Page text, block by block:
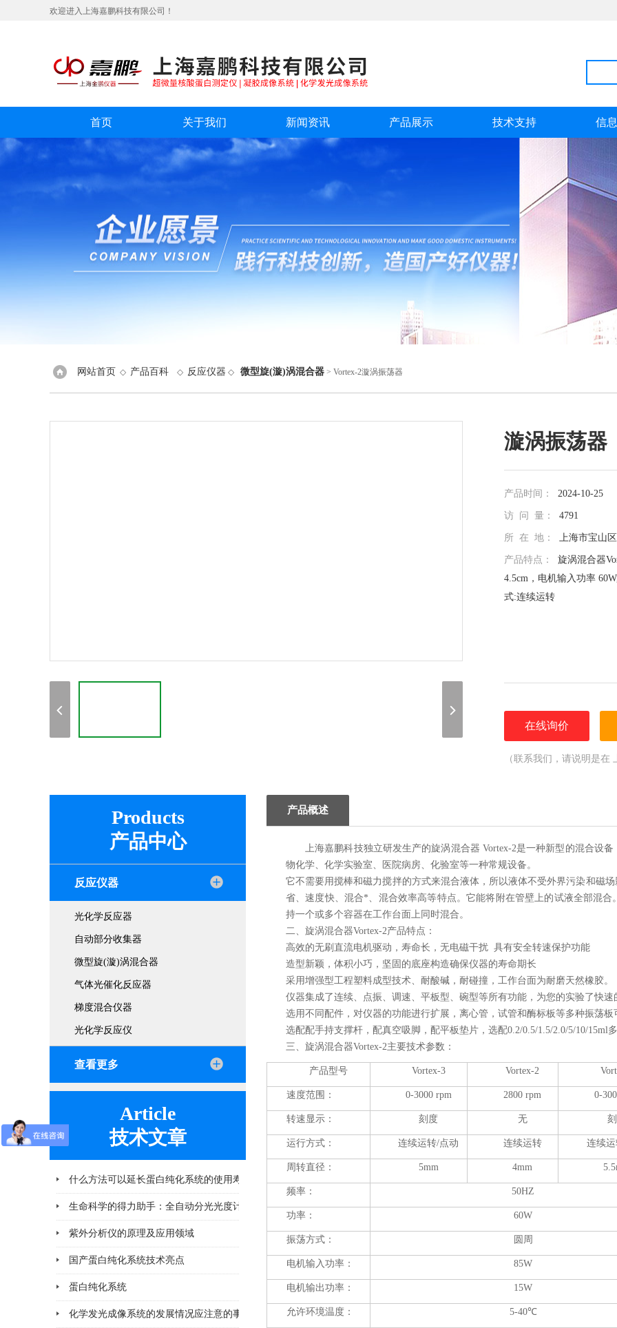
欢迎进入上海嘉鹏科技有限公司！
首页 关于我们 新闻资讯 产品展示 技术支持 信
网站首页 ◇ 产品百科 ◇ 反应仪器 ◇ 微型旋(漩)涡混合器 > Vortex-2漩涡振荡器
漩涡振荡器
产品时间： 2024-10-25
访 问 量： 4791
所 在 地： 上海市宝山
产品特点： 旋涡混合器
4.5cm，电机输入功率
式:连续运转
在线询价
（联系我们，请说明是在
Products
产品中心
反应仪器
光化学反应器
自动部分收集器
微型旋(漩)涡混合器
气体光催化反应器
梯度混合仪器
光化学反应仪
查看更多
Article
技术文章
什么方法可以延长蛋白纯化系统的使用寿命
2026-06-25 生命科学的得力助手：全自动分光光度计在DNA/蛋白质定量中的深度应用
紫外分析仪的原理及应用领域
国产蛋白纯化系统技术亮点
蛋白纯化系统
2026-02-11
化学发光成像系统的发展情况应注意的事项
产品概述
上海嘉鹏科技独立研发生产的旋涡混合器 Vortex-2是一种新型的混合设
物化学、化学实验室、医院病房、化验室等一种常规设备。
它不需要用搅棒和磁力搅拌的方式来混合液体，所以液体不受外界污染和磁
省、速度快、混合*、混合效率高等特点。它能将附在管壁上的试液全部混
持一个或多个容器在工作台面上同时混合。
二、旋涡混合器Vortex-2产品特点：
高效的无刷直流电机驱动，寿命长，无电磁干扰 具有安全转速保护功能
造型新颖，体积小巧，坚固的底座构造确保仪器的寿命期长
采用增强型工程塑料成型技术、耐酸碱，耐碰撞，工作台面为耐磨天然橡胶。
仪器集成了连续、点振、调速、平板型、碗型等所有功能，为您的实验了快速
选用不同配件，对仪器的功能进行扩展，离心管，试管和酶标板等多种振荡板
选配配手持支撑杆，配真空吸脚，配平板垫片，选配0.2/0.5/1.5/2.0/5/10/15ml
三、旋涡混合器Vortex-2主要技术参数：
产品型号 Vortex-3 Vortex-2
速度范围： 0-3000 rpm 2800 rpm 0-
转速显示： 刻度 无
运行方式： 连续运转/点动 连续运转 连续
周转直径： 5mm 4mm
频率： 50HZ
功率： 60W
振荡方式： 圆周
电机输入功率： 85W
电机输出功率： 15W
允许环境温度： 5-40℃